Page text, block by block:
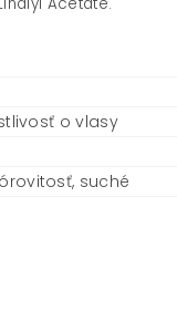
o vlasy
suché